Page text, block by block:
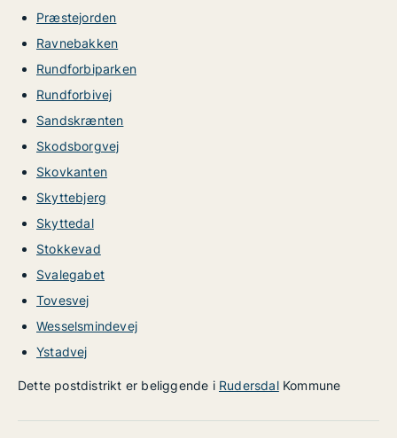
Præstejorden
Ravnebakken
Rundforbiparken
Rundforbivej
Sandskrænten
Skodsborgvej
Skovkanten
Skyttebjerg
Skyttedal
Stokkevad
Svalegabet
Tovesvej
Wesselsmindevej
Ystadvej
Dette postdistrikt er beliggende i RudersdalKommune